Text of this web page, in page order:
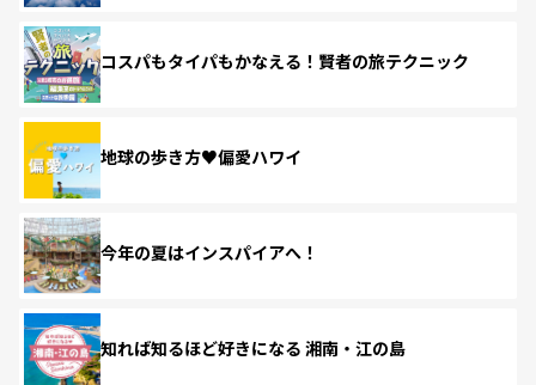
コスパもタイパもかなえる！賢者の旅テクニック
地球の歩き方♥偏愛ハワイ
今年の夏はインスパイアへ！
知れば知るほど好きになる 湘南・江の島